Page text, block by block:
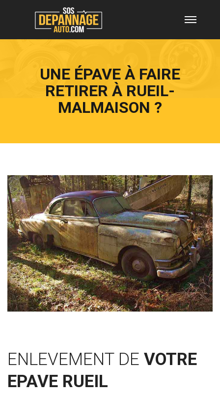
UNE ÉPAVE À FAIRE
RETIRER À RUEIL-
MALMAISON ?
ENLEVEMENT DE VOTRE
EPAVE RUEIL